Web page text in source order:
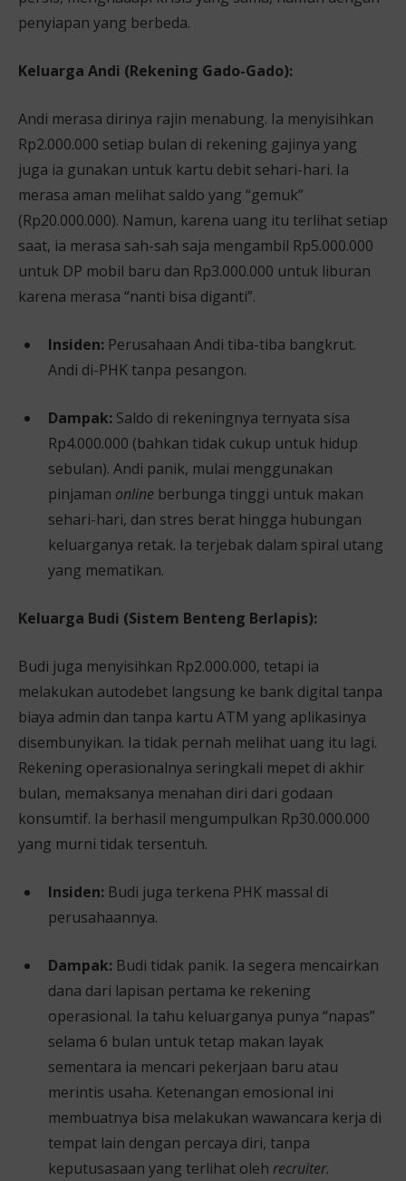
penyiapan yang berbeda.
Keluarga Andi (Rekening Gado-Gado):
Andi merasa dirinya rajin menabung. Ia menyisihkan
Rp2.000.000 setiap bulan di rekening gajinya yang
juga ia gunakan untuk kartu debit sehari-hari. Ia
merasa aman melihat saldo yang “gemuk”
(Rp20.000.000). Namun, karena uang itu terlihat setiap
saat, ia merasa sah-sah saja mengambil Rp5.000.000
untuk DP mobil baru dan Rp3.000.000 untuk liburan
karena merasa “nanti bisa diganti”.
Insiden: Perusahaan Andi tiba-tiba bangkrut.
Andi di-PHK tanpa pesangon.
Dampak: Saldo di rekeningnya ternyata sisa
Rp4.000.000 (bahkan tidak cukup untuk hidup
sebulan). Andi panik, mulai menggunakan
pinjaman online berbunga tinggi untuk makan
sehari-hari, dan stres berat hingga hubungan
keluarganya retak. Ia terjebak dalam spiral utang
yang mematikan.
Keluarga Budi (Sistem Benteng Berlapis):
Budi juga menyisihkan Rp2.000.000, tetapi ia
melakukan autodebet langsung ke bank digital tanpa
biaya admin dan tanpa kartu ATM yang aplikasinya
disembunyikan. Ia tidak pernah melihat uang itu lagi.
Rekening operasionalnya seringkali mepet di akhir
bulan, memaksanya menahan diri dari godaan
konsumtif. Ia berhasil mengumpulkan Rp30.000.000
yang murni tidak tersentuh.
Insiden: Budi juga terkena PHK massal di
perusahaannya.
Dampak: Budi tidak panik. Ia segera mencairkan
dana dari lapisan pertama ke rekening
operasional. Ia tahu keluarganya punya “napas”
selama 6 bulan untuk tetap makan layak
sementara ia mencari pekerjaan baru atau
merintis usaha. Ketenangan emosional ini
membuatnya bisa melakukan wawancara kerja di
tempat lain dengan percaya diri, tanpa
keputusasaan yang terlihat oleh recruiter.